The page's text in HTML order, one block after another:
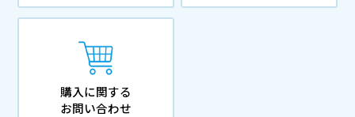
購入に関する
お問い合わせ